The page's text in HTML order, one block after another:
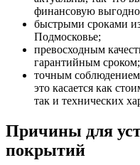
финансовую
быстрыми сроками
Подмосковье;
превосходным
гарантийным сроком;
точным соблюдением
это касается как
так и технических
Причины для
покрытий